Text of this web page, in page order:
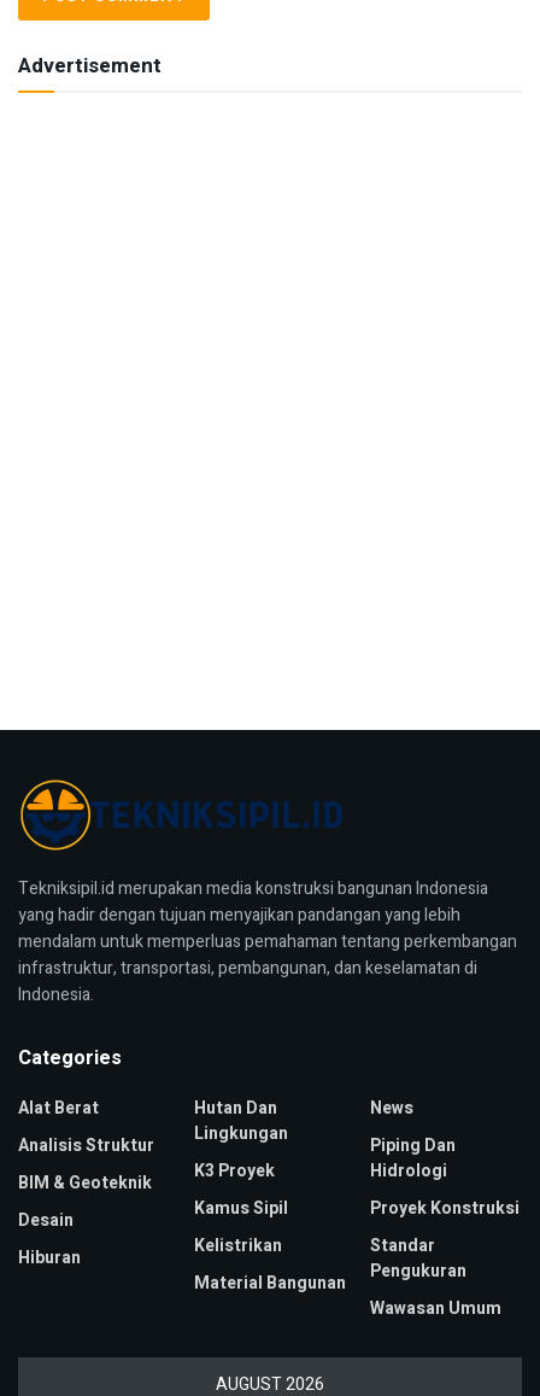
Advertisement
Tekniksipil.id merupakan media konstruksi bangunan Indonesia
yang hadir dengan tujuan menyajikan pandangan yang lebih
mendalam untuk memperluas pemahaman tentang perkembangan
infrastruktur, transportasi, pembangunan, dan keselamatan di
Indonesia.
Categories
Alat Berat
Analisis Struktur
BIM & Geoteknik
Desain
Hiburan
Hutan Dan
Lingkungan
K3 Proyek
Kamus Sipil
Kelistrikan
Material Bangunan
News
Piping Dan
Hidrologi
Proyek Konstruksi
Standar
Pengukuran
Wawasan Umum
AUGUST 2026